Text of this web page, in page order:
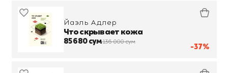
-37%
Йаэль Адлер
Что скрывает кожа
85 680 сум136 000 сум